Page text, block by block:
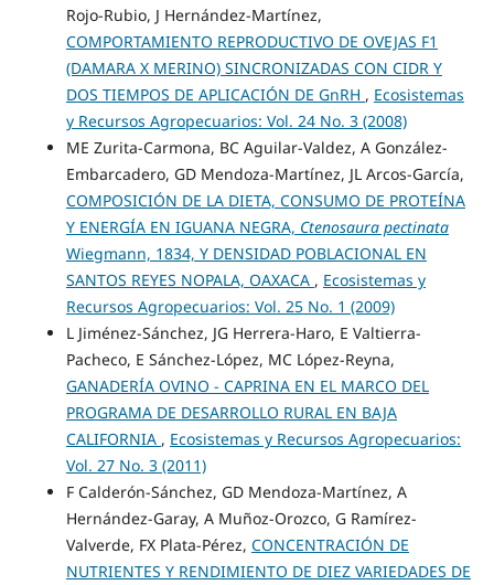
Rojo-Rubio, J Hernández-Martínez,
COMPORTAMIENTO REPRODUCTIVO DE OVEJAS F1
(DAMARA X MERINO) SINCRONIZADAS CON CIDR Y
DOS TIEMPOS DE APLICACIÓN DE GnRH , Ecosistemas
y Recursos Agropecuarios: Vol. 24 No. 3 (2008)
ME Zurita-Carmona, BC Aguilar-Valdez, A González-
Embarcadero, GD Mendoza-Martínez, JL Arcos-García,
COMPOSICIÓN DE LA DIETA, CONSUMO DE PROTEÍNA
Y ENERGÍA EN IGUANA NEGRA, Ctenosaura pectinata
Wiegmann, 1834, Y DENSIDAD POBLACIONAL EN
SANTOS REYES NOPALA, OAXACA , Ecosistemas y
Recursos Agropecuarios: Vol. 25 No. 1 (2009)
L Jiménez-Sánchez, JG Herrera-Haro, E Valtierra-
Pacheco, E Sánchez-López, MC López-Reyna,
GANADERÍA OVINO - CAPRINA EN EL MARCO DEL
PROGRAMA DE DESARROLLO RURAL EN BAJA
CALIFORNIA , Ecosistemas y Recursos Agropecuarios:
Vol. 27 No. 3 (2011)
F Calderón-Sánchez, GD Mendoza-Martínez, A
Hernández-Garay, A Muñoz-Orozco, G Ramírez-
Valverde, FX Plata-Pérez, CONCENTRACIÓN DE
NUTRIENTES Y RENDIMIENTO DE DIEZ VARIEDADES DE